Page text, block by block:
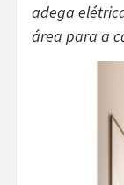
adega
área para a